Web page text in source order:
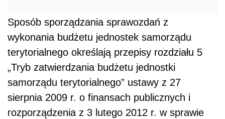
Sposób sporządzania sprawozdań z
wykonania budżetu jednostek samorządu
terytorialnego określają przepisy rozdziału 5
„Tryb zatwierdzania budżetu jednostki
samorządu terytorialnego” ustawy z 27
sierpnia 2009 r. o finansach publicznych i
rozporządzenia z 3 lutego 2012 r. w sprawie